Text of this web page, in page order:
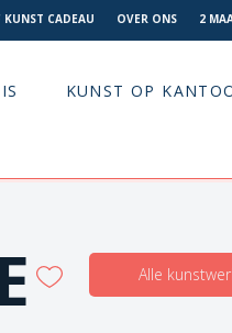
KUNST CADEAU OVER ONS 2
KUNST OP
Alle